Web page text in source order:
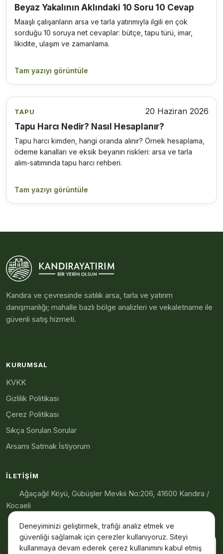
Beyaz Yakalının Aklındaki 10 Soru 10 Cevap
Maaşlı çalışanların arsa ve tarla yatırımıyla ilgili en çok
sorduğu 10 soruya net cevaplar: bütçe, tapu türü, imar,
likidite, ulaşım ve zamanlama.
Tam yazıyı görüntüle
TAPU
20 Haziran 2026
Tapu Harcı Nedir? Nasıl Hesaplanır?
Tapu harcı kimden, hangi oranda alınır? Örnek hesaplama,
ödeme kanalları ve eksik beyanın riskleri: arsa ve tarla
alım-satımında tapu harcı rehberi.
Tam yazıyı görüntüle
Kandıra ve çevresinde satılık arsa, tarla ve yatırım
danışmanlığı; mahalle bazlı bölge analizleri ve vekaletname ile
güvenli satış hizmeti.
KURUMSAL
KVKK
Gizlilik Politikası
Çerez Politikası
Sıkça Sorulan Sorular
Arsamı Satmak İstiyorum
İLETIŞIM
Ağaçağıl Köyü, Gübüşler Mevkii No:206, 41600 Kandıra /
Kocaeli
+90 545 262 54 61
bilgi@kandirayatirim.com
Merhaba 👋
Deneyiminizi geliştirmek, trafiği analiz etmek ve
güvenliği sağlamak için çerezler kullanıyoruz. Siteyi
kullanmaya devam ederek çerez kullanımını kabul etmiş